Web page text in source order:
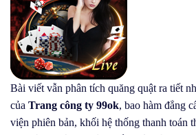
Bài viết vẫn phân tích quăng quật ra tiết
của Trang công ty 99ok, bao hàm đẳng
viện phiên bản, khối hệ thống thanh toán